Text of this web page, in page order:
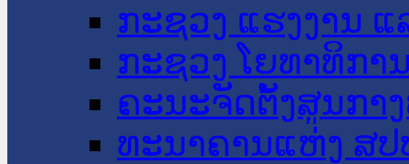
ກະຊວງ ແຮງງານ
ກະຊວງ ໂຍທາທິກາ
ຄະນະຈັດຕັ້ງສູນກາ
ທະນາຄານແຫ່ງ ສປ